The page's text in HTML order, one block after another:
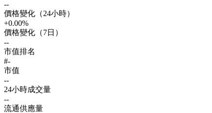
--
價格變化（24小時）
+0.00%
價格變化（7日）
--
市值排名
#-
市值
--
24小時成交量
--
流通供應量